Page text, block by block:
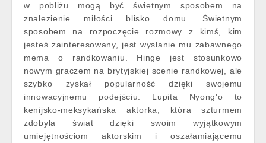
w pobliżu mogą być świetnym sposobem na
znalezienie miłości blisko domu. Świetnym
sposobem na rozpoczęcie rozmowy z kimś, kim
jesteś zainteresowany, jest wysłanie mu zabawnego
mema o randkowaniu. Hinge jest stosunkowo
nowym graczem na brytyjskiej scenie randkowej, ale
szybko zyskał popularność dzięki swojemu
innowacyjnemu podejściu. Lupita Nyong'o to
kenijsko-meksykańska aktorka, która szturmem
zdobyła świat dzięki swoim wyjątkowym
umiejętnościom aktorskim i oszałamiającemu